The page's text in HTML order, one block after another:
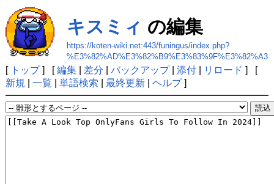
キスミィ の編集
https://koten-wiki.net:443/funingus/index.php?
%E3%82%AD%E3%82%B9%E3%83%9F%E3%82%A3
[ トップ] [編集| 差分 バックアップ| 添付| リロード ] [
新規
一覧 単語検索 最終更新| ヘルプ]